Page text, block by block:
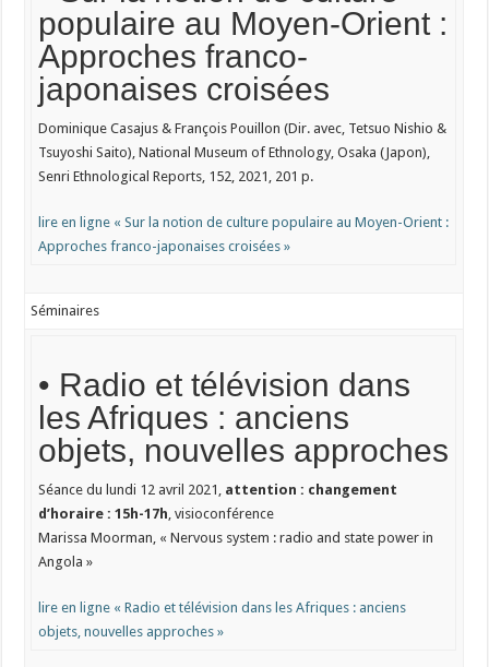
populaire au Moyen-Orient :
Approches franco-
japonaises croisées
Dominique Casajus & François Pouillon (Dir. avec, Tetsuo Nishio &
Tsuyoshi Saito), National Museum of Ethnology, Osaka (Japon),
Senri Ethnological Reports, 152, 2021, 201 p.
lire en ligne « Sur la notion de culture populaire au Moyen-Orient :
Approches franco-japonaises croisées »
Séminaires
• Radio et télévision dans
les Afriques : anciens
objets, nouvelles approches
Séance du lundi 12 avril 2021, attention : changement
d’horaire : 15h-17h, visioconférence
Marissa Moorman, « Nervous system : radio and state power in
Angola »
lire en ligne « Radio et télévision dans les Afriques : anciens
objets, nouvelles approches »